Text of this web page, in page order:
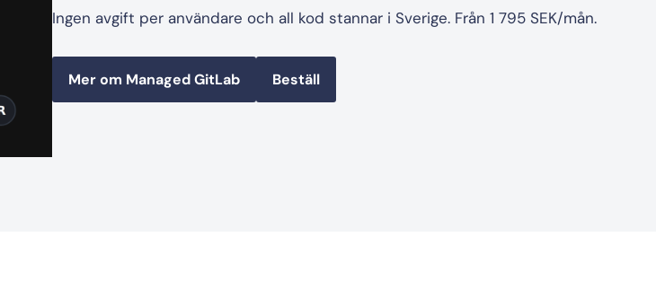
Ingen avgift per användare och all kod stannar i Sverige. Från 1 795 SEK/mån.
Mer om Managed GitLab Beställ